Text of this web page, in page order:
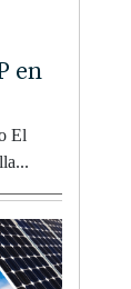
en
El